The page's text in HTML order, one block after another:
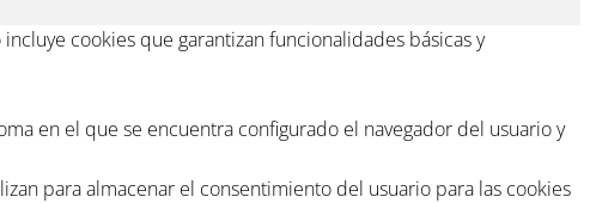
cookies que garantizan funcionalidades básicas y
en el que se encuentra configurado el navegador del usuario y
para almacenar el consentimiento del usuario para las cookies